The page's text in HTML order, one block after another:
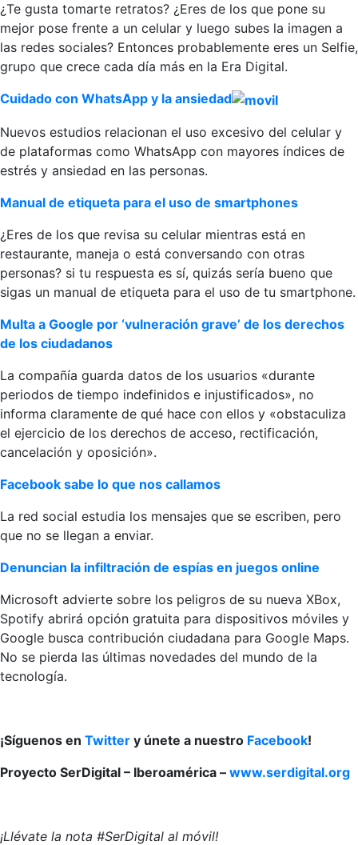
¿Te gusta tomarte retratos? ¿Eres de los que pone su
mejor pose frente a un celular y luego subes la imagen a
las redes sociales? Entonces probablemente eres un Selfie,
grupo que crece cada día más en la Era Digital.
Cuidado con WhatsApp y la ansiedad
Nuevos estudios relacionan el uso excesivo del celular y
de plataformas como WhatsApp con mayores índices de
estrés y ansiedad en las personas.
Manual de etiqueta para el uso de smartphones
¿Eres de los que revisa su celular mientras está en
restaurante, maneja o está conversando con otras
personas? si tu respuesta es sí, quizás sería bueno que
sigas un manual de etiqueta para el uso de tu smartphone.
Multa a Google por ‘vulneración grave’ de los derechos
de los ciudadanos
La compañía guarda datos de los usuarios «durante
periodos de tiempo indefinidos e injustificados», no
informa claramente de qué hace con ellos y «obstaculiza
el ejercicio de los derechos de acceso, rectificación,
cancelación y oposición».
Facebook sabe lo que nos callamos
La red social estudia los mensajes que se escriben, pero
que no se llegan a enviar.
Denuncian la infiltración de espías en juegos online
Microsoft advierte sobre los peligros de su nueva XBox,
Spotify abrirá opción gratuita para dispositivos móviles y
Google busca contribución ciudadana para Google Maps.
No se pierda las últimas novedades del mundo de la
tecnología.
¡Síguenos en Twitter y únete a nuestro Facebook!
Proyecto SerDigital – Iberoamérica – www.serdigital.org
¡Llévate la nota #SerDigital al móvil!